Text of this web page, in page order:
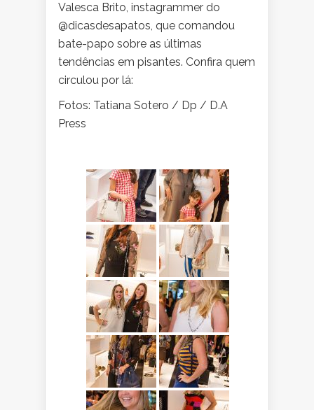
Valesca Brito, instagrammer do
@dicasdesapatos, que comandou
bate-papo sobre as últimas
tendências em pisantes. Confira quem
circulou por lá:
Fotos: Tatiana Sotero / Dp / D.A
Press